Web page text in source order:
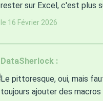
rester sur Excel, c'est plus
le 16 Février 2026
DataSherlock :
Le pittoresque, oui, mais
toujours ajouter des